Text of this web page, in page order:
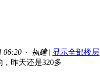
06:20 · 福建 | 显示全部楼层
昨天还是320多